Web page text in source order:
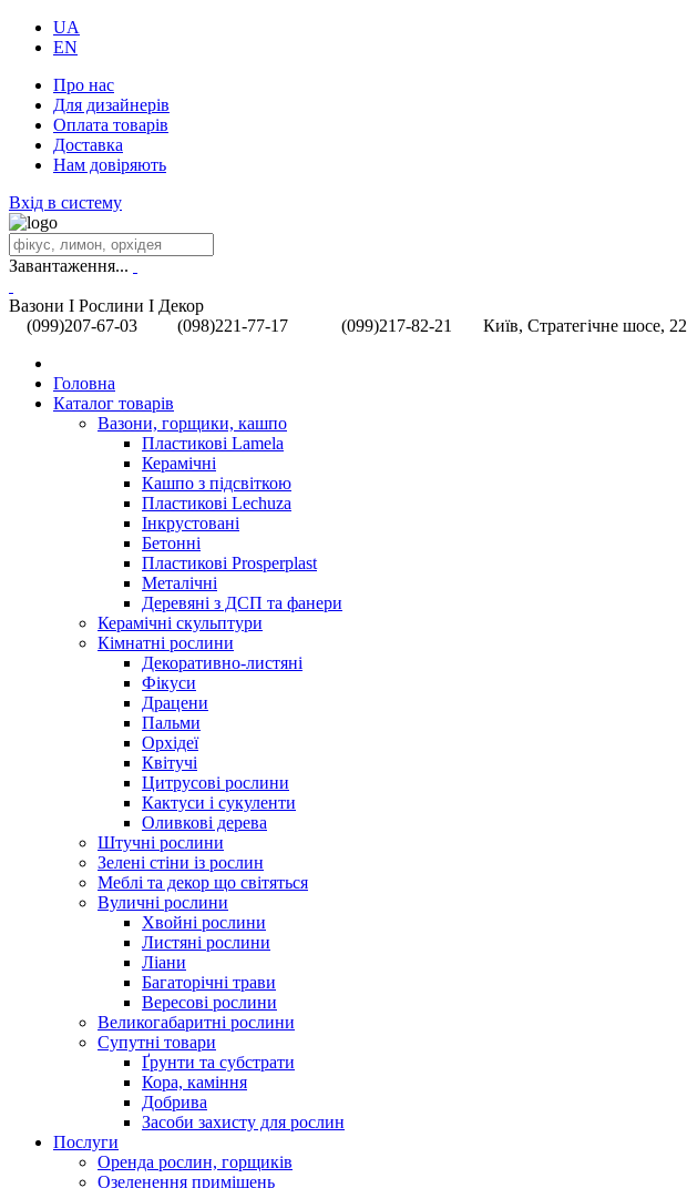
UA
EN
Про нас
Для дизайнерів
Оплата товарів
Доставка
Нам довіряють
Вхід в систему
Завантаження...
Вазони I Рослини I Декор
(099)207-67-03
(098)221-77-17 (099)217-82-21 Київ, Стратегічне шосе, 22
Головна
Каталог товарів
Вазони, горщики, кашпо
Пластикові Lamela
Керамічні
Кашпо з підсвіткою
Пластикові Lechuza
Інкрустовані
Бетонні
Пластикові Prosperplast
Металічні
Деревяні з ДСП та фанери
Керамічні скульптури
Кімнатні рослини
Декоративно-листяні
Фікуси
Драцени
Пальми
Орхідеї
Квітучі
Цитрусові рослини
Кактуси і сукуленти
Оливкові дерева
Штучні рослини
Зелені стіни із рослин
Меблі та декор що світяться
Вуличні рослини
Хвойні рослини
Листяні рослини
Ліани
Багаторічні трави
Вересові рослини
Великогабаритні рослини
Супутні товари
Ґрунти та субстрати
Кора, каміння
Добрива
Засоби захисту для рослин
Послуги
Оренда рослин, горщиків
Озеленення приміщень